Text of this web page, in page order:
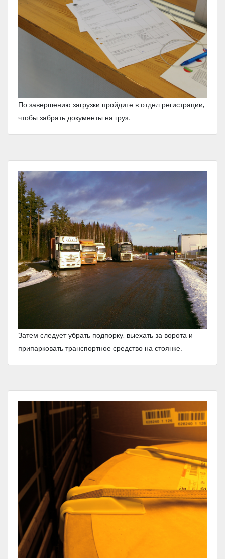
По завершению загрузки пройдите в отдел регистрации,
чтобы забрать документы на груз.
Затем следует убрать подпорку, выехать за ворота и
припарковать транспортное средство на стоянке.